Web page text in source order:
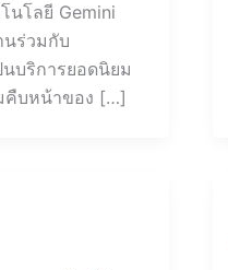
นโลยี Gemini
นร่วมกับ
บริการยอดนิยม
คืบหน้าของ […]